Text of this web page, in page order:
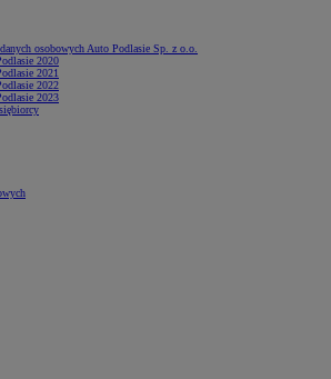
osobowych Auto Podlasie Sp. z o.o.
2020
2021
2022
2023